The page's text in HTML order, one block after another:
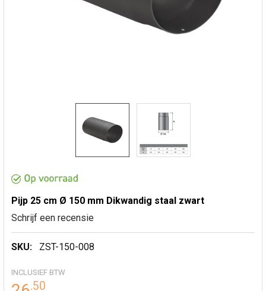
Pijp 25 cm Ø 150 mm Dikwandig staal zwart
Schrijf een recensie
SKU: ZST-150-008
INCLUSIEF BTW
.50